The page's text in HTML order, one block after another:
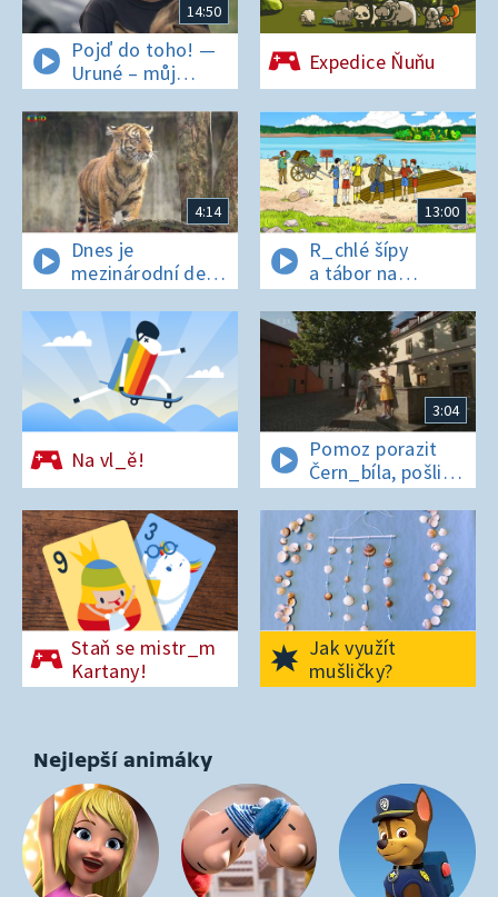
14:50
Pojď do toho! —
Uruné – můj
horský koník
Expedice Ňuňu
4:14
Dnes je
mezinárodní den
t_grů
13:00
R_chlé šípy
a tábor na
os_rově
Na vl_ě!
3:04
Pomoz porazit
Čern_bíla, pošli
pís_enko
z Pardubic
Staň se mistr_m
Kartany!
Jak využít
mušličky?
Nejlepší animáky